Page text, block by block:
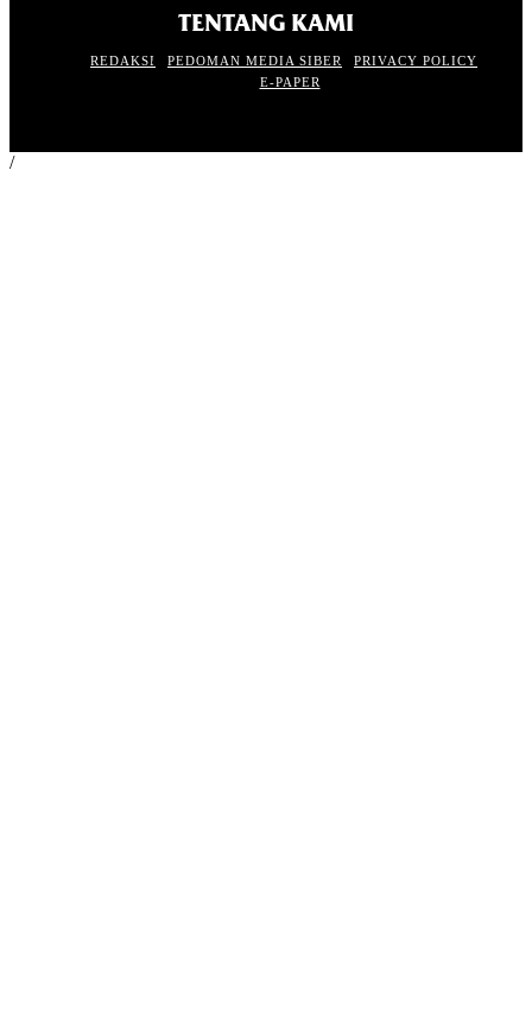
TENTANG KAMI
REDAKSI PEDOMAN MEDIA SIBER
PRIVACY POLICY
E-PAPER
/